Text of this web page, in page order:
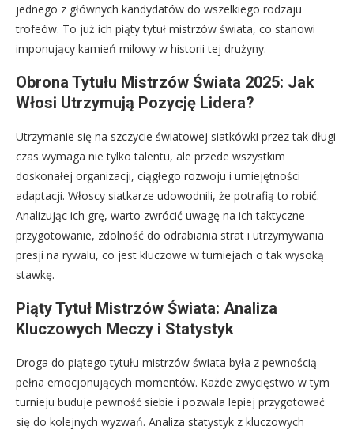
jednego z głównych kandydatów do wszelkiego rodzaju
trofeów. To już ich piąty tytuł mistrzów świata, co stanowi
imponujący kamień milowy w historii tej drużyny.
Obrona Tytułu Mistrzów Świata 2025: Jak
Włosi Utrzymują Pozycję Lidera?
Utrzymanie się na szczycie światowej siatkówki przez tak długi
czas wymaga nie tylko talentu, ale przede wszystkim
doskonałej organizacji, ciągłego rozwoju i umiejętności
adaptacji. Włoscy siatkarze udowodnili, że potrafią to robić.
Analizując ich grę, warto zwrócić uwagę na ich taktyczne
przygotowanie, zdolność do odrabiania strat i utrzymywania
presji na rywalu, co jest kluczowe w turniejach o tak wysoką
stawkę.
Piąty Tytuł Mistrzów Świata: Analiza
Kluczowych Meczy i Statystyk
Droga do piątego tytułu mistrzów świata była z pewnością
pełna emocjonujących momentów. Każde zwycięstwo w tym
turnieju buduje pewność siebie i pozwala lepiej przygotować
się do kolejnych wyzwań. Analiza statystyk z kluczowych